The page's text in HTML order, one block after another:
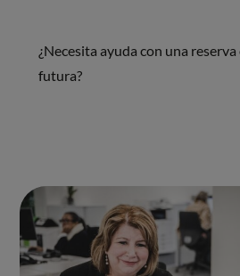
¿Necesita ayuda con una
futura?